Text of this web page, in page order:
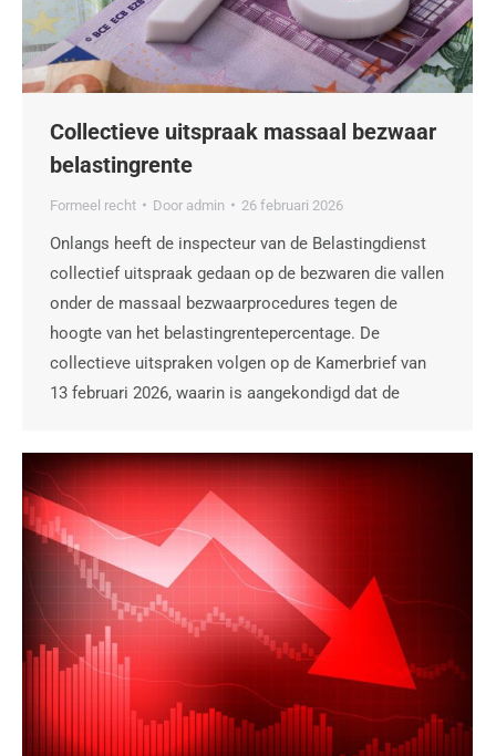
Collectieve uitspraak massaal bezwaar
belastingrente
Formeel recht Door admin 26 februari 2026
Onlangs heeft de inspecteur van de Belastingdienst
collectief uitspraak gedaan op de bezwaren die vallen
onder de massaal bezwaarprocedures tegen de
hoogte van het belastingrentepercentage. De
collectieve uitspraken volgen op de Kamerbrief van
13 februari 2026, waarin is aangekondigd dat de